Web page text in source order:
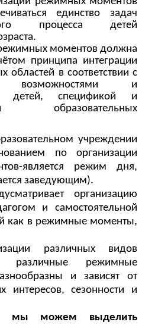
единство задач
процесса детей
моментов должна
принципа интеграции
областей в соответствии с
возможностями и
детей, спецификой и
образовательных
учреждении
по организации
является режим дня,
заведующим).
организацию
и самостоятельной
как в режимные моменты,
различных видов
различные режимные
и зависят от
интересов, сезонности и
мы можем выделить